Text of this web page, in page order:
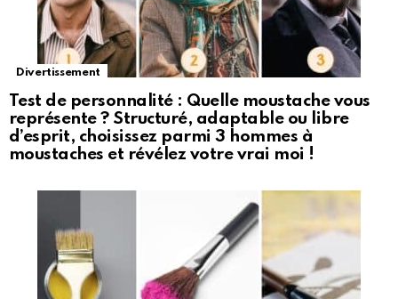
Divertissement
Test de personnalité : Quelle moustache vous
représente ? Structuré, adaptable ou libre
d’esprit, choisissez parmi 3 hommes à
moustaches et révélez votre vrai moi !